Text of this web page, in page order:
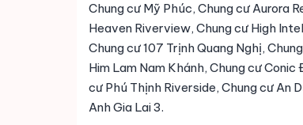
Chung cư Mỹ Phúc, Chung cư Aurora
Heaven Riverview, Chung cư High
Chung cư 107 Trịnh Quang Nghị,
Him Lam Nam Khánh, Chung cư
cư Phú Thịnh Riverside, Chung cư An
Anh Gia Lai 3.